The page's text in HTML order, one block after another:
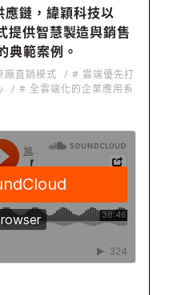
應鏈，緯穎科技以
供智慧製造與銷售
典範案例。
直銷模式
# 雲端優先打
# 全雲端化的企業應用系